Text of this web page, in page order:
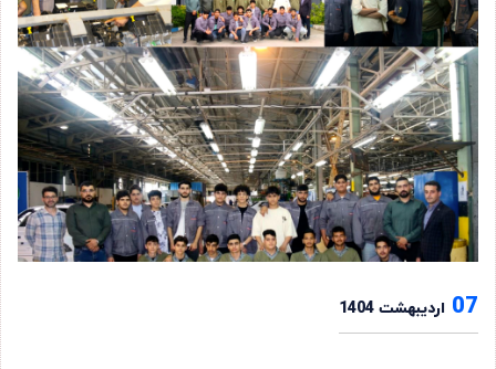
07 اردیبهشت 1404